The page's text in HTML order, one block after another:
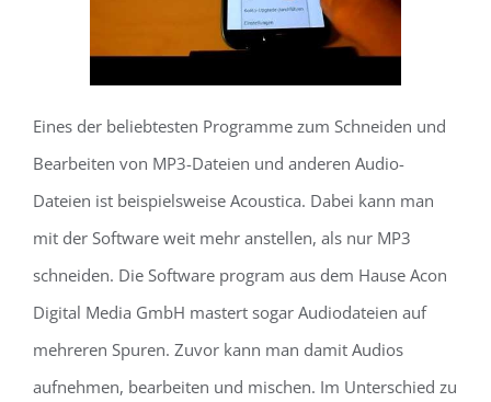
Eines der beliebtesten Programme zum Schneiden und
Bearbeiten von MP3-Dateien und anderen Audio-
Dateien ist beispielsweise Acoustica. Dabei kann man
mit der Software weit mehr anstellen, als nur MP3
schneiden. Die Software program aus dem Hause Acon
Digital Media GmbH mastert sogar Audiodateien auf
mehreren Spuren. Zuvor kann man damit Audios
aufnehmen, bearbeiten und mischen. Im Unterschied zu